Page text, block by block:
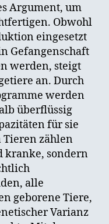
Argument, um
Obwohl
eingesetzt
Gefangenschaft
werden, steigt
an. Durch
werden
überflüssig
für sie
Tieren zählen
kranke, sondern
alle
geborene Tiere,
Varianz